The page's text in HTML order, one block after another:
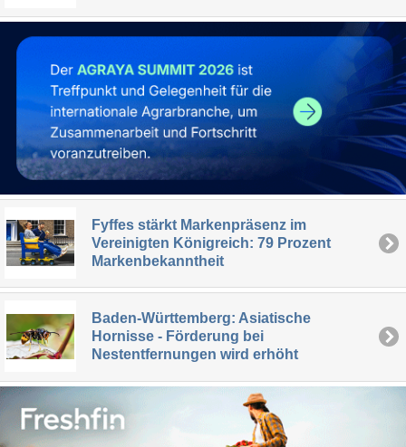
Fyffes stärkt Markenpräsenz im
Vereinigten Königreich: 79 Prozent
Markenbekanntheit
Baden-Württemberg: Asiatische
Hornisse - Förderung bei
Nestentfernungen wird erhöht